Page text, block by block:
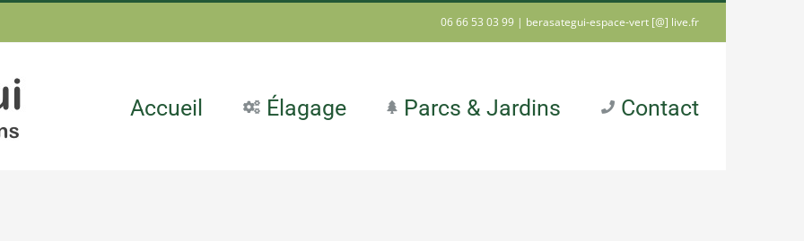
06 66 53 03 99 | berasategui-espace-vert [@] live.fr
Accueil Élagage Parcs & Jardins Contact